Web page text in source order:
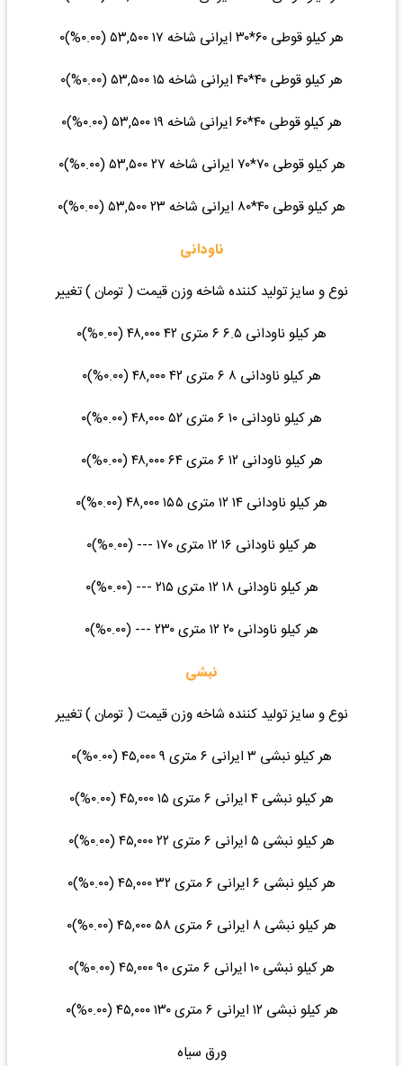
هر کیلو قوطی ۶۰*۳۰ ایرانی شاخه ۱۷ ۵۳,۵۰۰ (۰.۰۰%)۰
هر کیلو قوطی ۴۰*۴۰ ایرانی شاخه ۱۵ ۵۳,۵۰۰ (۰.۰۰%)۰
هر کیلو قوطی ۴۰*۶۰ ایرانی شاخه ۱۹ ۵۳,۵۰۰ (۰.۰۰%)۰
هر کیلو قوطی ۷۰*۷۰ ایرانی شاخه ۲۷ ۵۳,۵۰۰ (۰.۰۰%)۰
هر کیلو قوطی ۴۰*۸۰ ایرانی شاخه ۲۳ ۵۳,۵۰۰ (۰.۰۰%)۰
ناودانی
نوع و سایز تولید کننده شاخه وزن قیمت ( تومان ) تغییر
هر کیلو ناودانی ۶.۵ ۶ متری ۴۲ ۴۸,۰۰۰ (۰.۰۰%)۰
هر کیلو ناودانی ۸ ۶ متری ۴۲ ۴۸,۰۰۰ (۰.۰۰%)۰
هر کیلو ناودانی ۱۰ ۶ متری ۵۲ ۴۸,۰۰۰ (۰.۰۰%)۰
هر کیلو ناودانی ۱۲ ۶ متری ۶۴ ۴۸,۰۰۰ (۰.۰۰%)۰
هر کیلو ناودانی ۱۴ ۱۲ متری ۱۵۵ ۴۸,۰۰۰ (۰.۰۰%)۰
هر کیلو ناودانی ۱۶ ۱۲ متری ۱۷۰ --- (۰.۰۰%)۰
هر کیلو ناودانی ۱۸ ۱۲ متری ۲۱۵ --- (۰.۰۰%)۰
هر کیلو ناودانی ۲۰ ۱۲ متری ۲۳۰ --- (۰.۰۰%)۰
نبشی
نوع و سایز تولید کننده شاخه وزن قیمت ( تومان ) تغییر
هر کیلو نبشی ۳ ایرانی ۶ متری ۹ ۴۵,۰۰۰ (۰.۰۰%)۰
هر کیلو نبشی ۴ ایرانی ۶ متری ۱۵ ۴۵,۰۰۰ (۰.۰۰%)۰
هر کیلو نبشی ۵ ایرانی ۶ متری ۲۲ ۴۵,۰۰۰ (۰.۰۰%)۰
هر کیلو نبشی ۶ ایرانی ۶ متری ۳۲ ۴۵,۰۰۰ (۰.۰۰%)۰
هر کیلو نبشی ۸ ایرانی ۶ متری ۵۸ ۴۵,۰۰۰ (۰.۰۰%)۰
هر کیلو نبشی ۱۰ ایرانی ۶ متری ۹۰ ۴۵,۰۰۰ (۰.۰۰%)۰
هر کیلو نبشی ۱۲ ایرانی ۶ متری ۱۳۰ ۴۵,۰۰۰ (۰.۰۰%)۰
ورق سیاه